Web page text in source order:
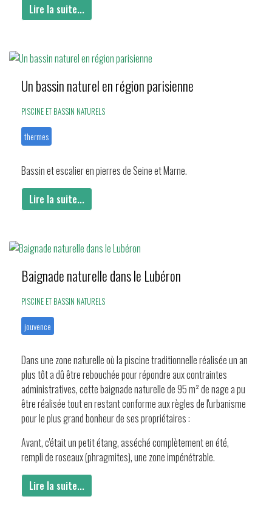
Lire la suite...
Un bassin naturel en région parisienne
PISCINE ET BASSIN NATURELS
thermes
Bassin et escalier en pierres de Seine et Marne.
Lire la suite...
Baignade naturelle dans le Lubéron
PISCINE ET BASSIN NATURELS
jouvence
Dans une zone naturelle où la piscine traditionnelle réalisée un an
plus tôt a dû être rebouchée pour répondre aux contraintes
administratives, cette baignade naturelle de 95 m² de nage a pu
être réalisée tout en restant conforme aux règles de l'urbanisme
pour le plus grand bonheur de ses propriétaires :
Avant, c'était un petit étang, asséché complètement en été,
rempli de roseaux (phragmites), une zone impénétrable.
Lire la suite...